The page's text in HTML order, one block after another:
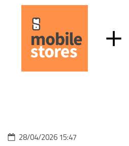
28/04/2026 15:47